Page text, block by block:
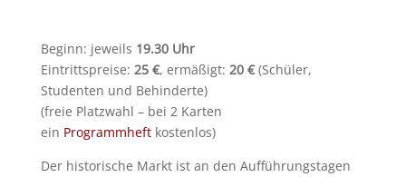
Beginn: jeweils 19.30 Uhr
Eintrittspreise: 25 €, ermäßigt: 20 €(Schüler,
Studenten und Behinderte)
(freie Platzwahl – bei 2 Karten
ein Programmheftkostenlos)
Der historische Markt ist an den Aufführungstagen